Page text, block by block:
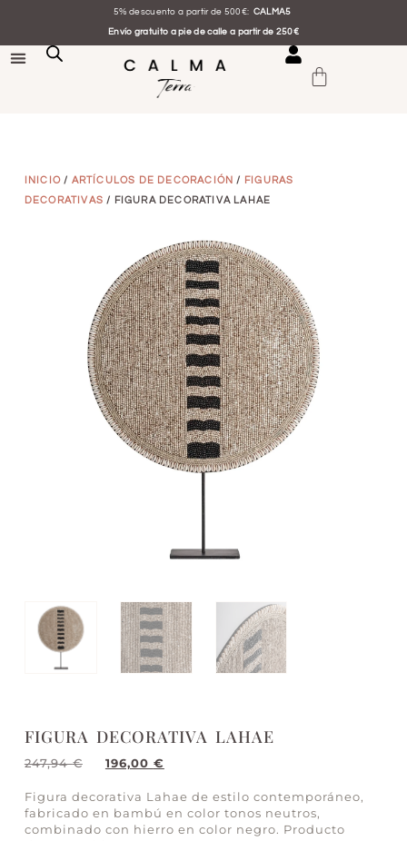
5% descuento a partir de 500€: CALMA5
Envío gratuito a pie de calle a partir de 250€
INICIO / ARTÍCULOS DE DECORACIÓN /
FIGURAS
DECORATIVAS / FIGURA DECORATIVA LAHAE
FIGURA DECORATIVA LAHAE
247,94€ 196,00 €
Figura decorativa Lahae de estilo contemporáneo,
fabricado en bambú en color tonos neutros,
combinado con hierro en color negro. Producto